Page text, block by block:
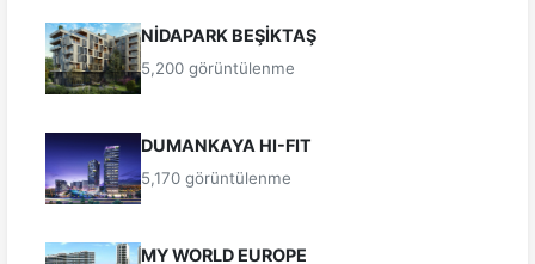
NİDAPARK BEŞİKTAŞ
5,200 görüntülenme
DUMANKAYA HI-FIT
5,170 görüntülenme
MY WORLD EUROPE